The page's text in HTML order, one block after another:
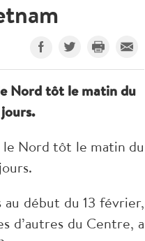
Nord tôt le matin du
le Nord tôt le matin du
début du 13 février,
d’autres du Centre, a